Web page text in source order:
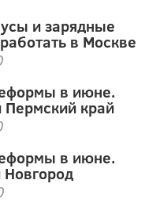
и зарядные
в Москве
в июне.
Пермский край
в июне.